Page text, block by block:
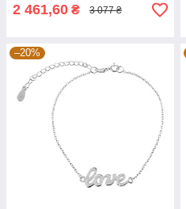
2 461,60 ₴ 3 077 ₴
–20%